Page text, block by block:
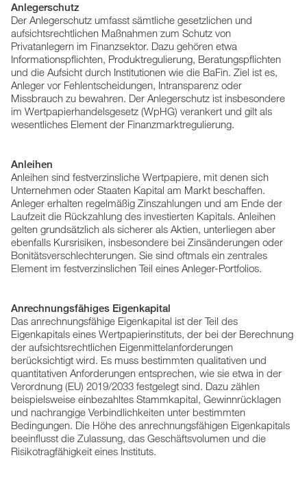
Anlegerschutz
Der Anlegerschutz umfasst sämtliche gesetzlichen und
aufsichtsrechtlichen Maßnahmen zum Schutz von
Privatanlegern im Finanzsektor. Dazu gehören etwa
Informationspflichten, Produktregulierung, Beratungspflichten
und die Aufsicht durch Institutionen wie die BaFin. Ziel ist es,
Anleger vor Fehlentscheidungen, Intransparenz oder
Missbrauch zu bewahren. Der Anlegerschutz ist insbesondere
im Wertpapierhandelsgesetz (WpHG) verankert und gilt als
wesentliches Element der Finanzmarktregulierung.
Anleihen
Anleihen sind festverzinsliche Wertpapiere, mit denen sich
Unternehmen oder Staaten Kapital am Markt beschaffen.
Anleger erhalten regelmäßig Zinszahlungen und am Ende der
Laufzeit die Rückzahlung des investierten Kapitals. Anleihen
gelten grundsätzlich als sicherer als Aktien, unterliegen aber
ebenfalls Kursrisiken, insbesondere bei Zinsänderungen oder
Bonitätsverschlechterungen. Sie sind oftmals ein zentrales
Element im festverzinslichen Teil eines Anleger-Portfolios.
Anrechnungsfähiges Eigenkapital
Das anrechnungsfähige Eigenkapital ist der Teil des
Eigenkapitals eines Wertpapierinstituts, der bei der Berechnung
der aufsichtsrechtlichen Eigenmittelanforderungen
berücksichtigt wird. Es muss bestimmten qualitativen und
quantitativen Anforderungen entsprechen, wie sie etwa in der
Verordnung (EU) 2019/2033 festgelegt sind. Dazu zählen
beispielsweise einbezahltes Stammkapital, Gewinnrücklagen
und nachrangige Verbindlichkeiten unter bestimmten
Bedingungen. Die Höhe des anrechnungsfähigen Eigenkapitals
beeinflusst die Zulassung, das Geschäftsvolumen und die
Risikotragfähigkeit eines Instituts.